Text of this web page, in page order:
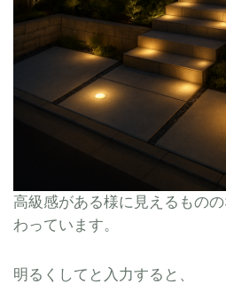
高級感がある様に見えるもの
わっています。
明るくしてと入力すると、